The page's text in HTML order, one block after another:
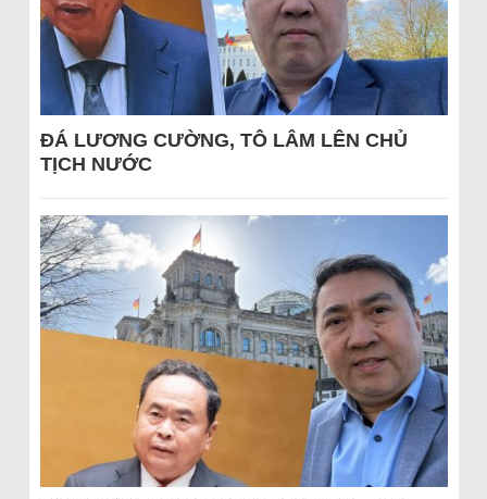
ĐÁ LƯƠNG CƯỜNG, TÔ LÂM LÊN CHỦ
TỊCH NƯỚC